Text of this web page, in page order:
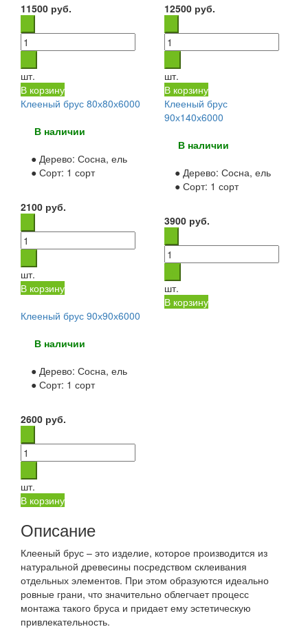
11500 руб.
шт.
В корзину
12500 руб.
шт.
В корзину
Клееный брус 80х80х6000
В наличии
● Дерево: Сосна, ель
● Сорт: 1 сорт
2100 руб.
шт.
В корзину
Клееный брус
90х140х6000
В наличии
● Дерево: Сосна, ель
● Сорт: 1 сорт
3900 руб.
шт.
В корзину
Клееный брус 90х90х6000
В наличии
● Дерево: Сосна, ель
● Сорт: 1 сорт
2600 руб.
шт.
В корзину
Описание
Клееный брус – это изделие, которое производится из
натуральной древесины посредством склеивания
отдельных элементов. При этом образуются идеально
ровные грани, что значительно облегчает процесс
монтажа такого бруса и придает ему эстетическую
привлекательность.